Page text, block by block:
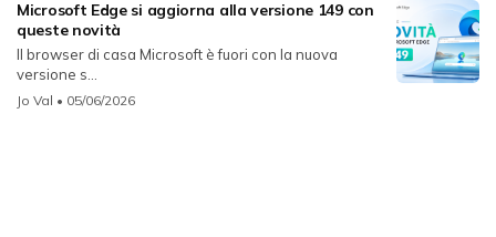
Microsoft Edge si aggiorna alla versione 149 con
queste novità
Il browser di casa Microsoft è fuori con la nuova
versione s...
Jo Val • 05/06/2026